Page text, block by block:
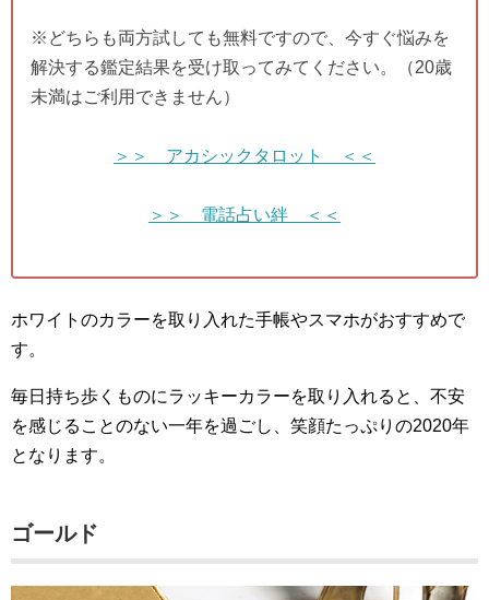
※どちらも両方試しても無料ですので、今すぐ悩みを
解決する鑑定結果を受け取ってみてください。（20歳
未満はご利用できません）
＞＞ アカシックタロット ＜＜
＞＞ 電話占い絆 ＜＜
ホワイトのカラーを取り入れた手帳やスマホがおすすめで
す。
毎日持ち歩くものにラッキーカラーを取り入れると、不安
を感じることのない一年を過ごし、笑顔たっぷりの2020年
となります。
ゴールド